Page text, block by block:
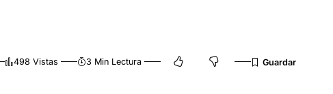
498 Vistas 3 Min Lectura